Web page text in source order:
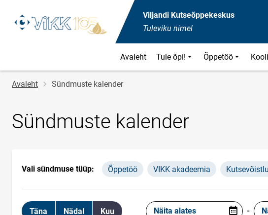
Viljandi Kutseõppekeskus
Tuleviku nimel
Avaleht Tule õpi! Õppetöö
Jälglink
Avaleht Sündmuste kalender
Sündmuste kalender
Vali sündmuse tüüp: Õppetöö VIKK akadeemia
Täna Nädal Kuu Näita alates -